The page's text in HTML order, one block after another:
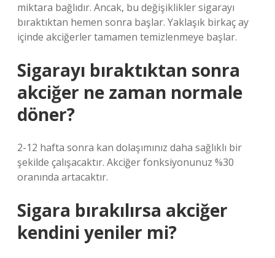
miktara bağlıdır. Ancak, bu değişiklikler sigarayı
bıraktıktan hemen sonra başlar. Yaklaşık birkaç ay
içinde akciğerler tamamen temizlenmeye başlar.
Sigarayı bıraktıktan sonra
akciğer ne zaman normale
döner?
2-12 hafta sonra kan dolaşımınız daha sağlıklı bir
şekilde çalışacaktır. Akciğer fonksiyonunuz %30
oranında artacaktır.
Sigara bırakılırsa akciğer
kendini yeniler mi?